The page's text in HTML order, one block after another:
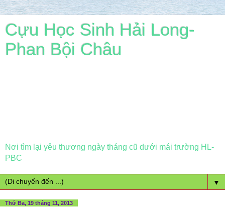
Cựu Học Sinh Hải Long-
Phan Bội Châu
Nơi tìm lại yêu thương ngày tháng cũ dưới mái trường HL-
PBC
▼
Thứ Ba, 19 tháng 11, 2013